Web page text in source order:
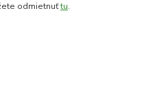
odmietnuťtu.